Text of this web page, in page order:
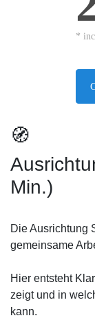
*
🧭
Min.)
Die Ausrichtung
gemeinsame
Hier entsteht
zeigt und in
kann.